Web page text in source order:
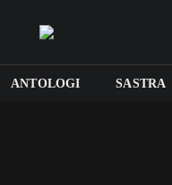
ANTOLOGI SASTRA